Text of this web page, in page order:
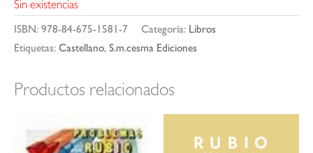
Sin existencias
ISBN: 978-84-675-1581-7 Categoría: Libros
Etiquetas: Castellano, S.m.cesma Ediciones
Productos relacionados